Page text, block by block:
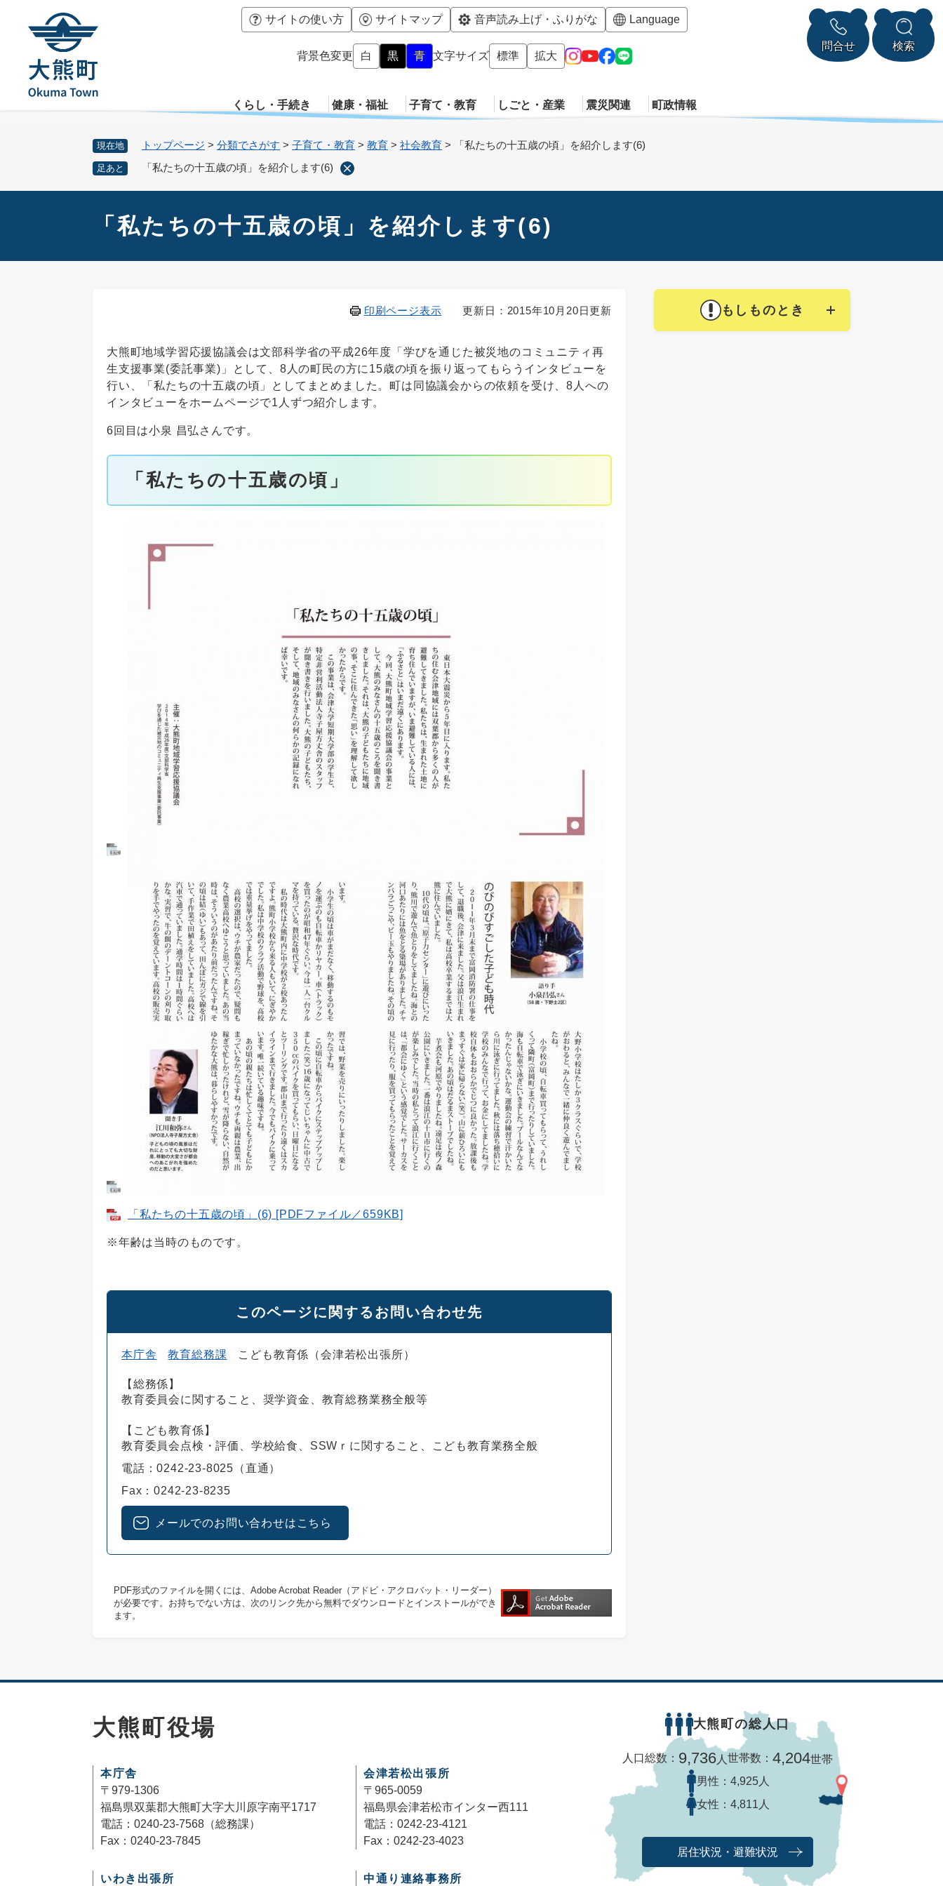
メニューを飛ばして本文へ
サイトの使い方 サイトマップ 音声読み上げ・ふりがな Language
背景色変更 白 黒 青 文字サイズ 標準 拡大
問合せ 検索
くらし・手続き 健康・福祉 子育て・教育 しごと・産業 震災関連 町政情報
現在地 トップページ > 分類でさがす > 子育て・教育 > 教育 > 社会教育 > 「私たちの十五歳の頃」を紹介します(6)
足あと 「私たちの十五歳の頃」を紹介します(6)
「私たちの十五歳の頃」を紹介します(6)
更新日：2015年10月20日更新
印刷ページ表示
大熊町地域学習応援協議会は文部科学省の平成26年度「学びを通じた被災地のコミュニティ再
生支援事業(委託事業)」として、8人の町民の方に15歳の頃を振り返ってもらうインタビューを
行い、「私たちの十五歳の頃」としてまとめました。町は同協議会からの依頼を受け、8人への
インタビューをホームページで1人ずつ紹介します。
6回目は小泉 昌弘さんです。
「私たちの十五歳の頃」
「私たちの十五歳の頃」(6) [PDFファイル／659KB]
※年齢は当時のものです。
このページに関するお問い合わせ先
本庁舎 教育総務課 こども教育係（会津若松出張所）
【総務係】
教育委員会に関すること、奨学資金、教育総務業務全般等
【こども教育係】
教育委員会点検・評価、学校給食、SSWｒに関すること、こども教育業務全般
電話：0242-23-8025（直通）
Fax：0242-23-8235
メールでのお問い合わせはこちら
PDF形式のファイルを開くには、Adobe Acrobat Reader（アドビ・アクロバット・リーダー）
が必要です。お持ちでない方は、次のリンク先から無料でダウンロードとインストールができ
ます。
もしものとき
大熊町役場
本庁舎
〒979-1306
福島県双葉郡大熊町大字大川原字南平1717
電話：0240-23-7568（総務課）
Fax：0240-23-7845
会津若松出張所
〒965-0059
福島県会津若松市インター西111
電話：0242-23-4121
Fax：0242-23-4023
いわき出張所 中通り連絡事務所
大熊町の総人口
人口総数： 9,736 人 世帯数： 4,204世帯
男性： 4,925人
女性： 4,811人
居住状況・避難状況